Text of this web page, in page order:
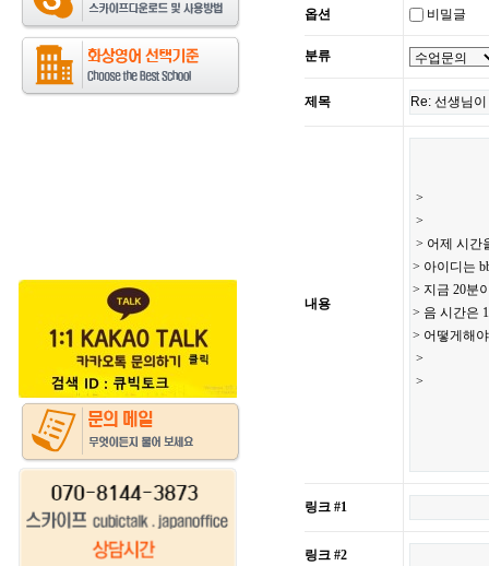
옵션 비밀글
분류
제목
내용
링크 #1
링크 #2